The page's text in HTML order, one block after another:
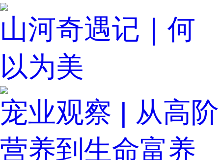
山河奇遇记｜何
以为美
宠业观察 | 从高阶
营养到生命富养